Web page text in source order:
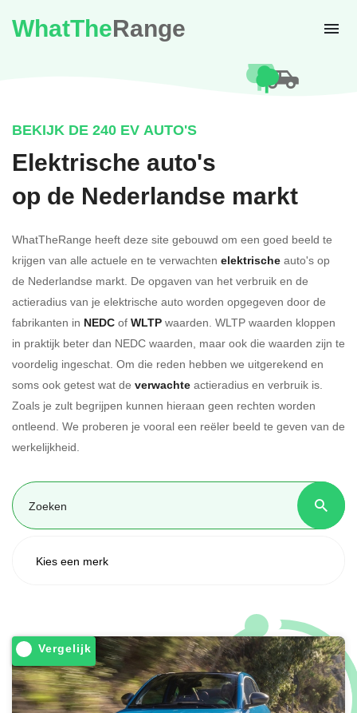
WhatTheRange
BEKIJK DE 240 EV AUTO'S
Elektrische auto's
op de Nederlandse markt
WhatTheRange heeft deze site gebouwd om een goed beeld te
krijgen van alle actuele en te verwachten elektrische auto's op
de Nederlandse markt. De opgaven van het verbruik en de
actieradius van je elektrische auto worden opgegeven door de
fabrikanten in NEDC of WLTP waarden. WLTP waarden kloppen
in praktijk beter dan NEDC waarden, maar ook die waarden zijn te
voordelig ingeschat. Om die reden hebben we uitgerekend en
soms ook getest wat de verwachte actieradius en verbruik is.
Zoals je zult begrijpen kunnen hieraan geen rechten worden
ontleend. We proberen je vooral een reëler beeld te geven van de
werkelijkheid.
Vergelijk